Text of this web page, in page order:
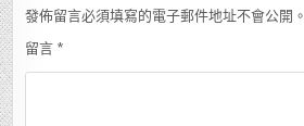
發佈留言必須填寫的電子郵件地址不會公開。
留言 *